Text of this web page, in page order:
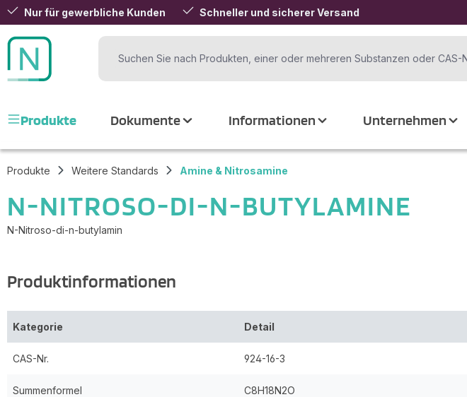
Hauptinhalt springen
Zur Suche springen
Zur Hauptnavigation springen
Nur für gewerbliche Kunden Schneller und sicherer Versand
Produkte Dokumente Informationen Unternehmen
Produkte Weitere Standards Amine & Nitrosamine
N-NITROSO-DI-N-BUTYLAMINE
N-Nitroso-di-n-butylamin
Produktinformationen
Kategorie Detail
CAS-Nr. 924-16-3
Summenformel C8H18N2O